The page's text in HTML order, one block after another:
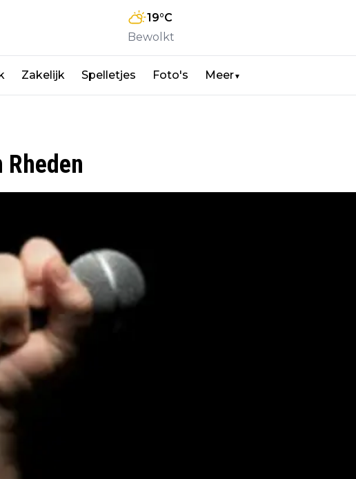
19°C
Bewolkt
Zakelijk Spelletjes Foto's Meer▼